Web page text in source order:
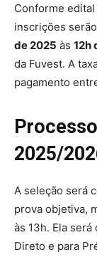
Conforme
inscrições
de 2025 às 12h
da Fuvest. A
pagamento
2025/
A seleção será
prova objetiva,
às 13h. Ela
Direto e para